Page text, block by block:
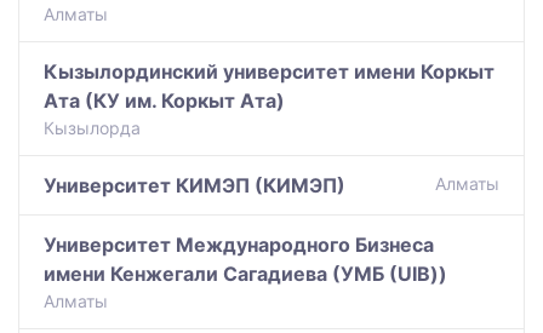
Алматы
Кызылординский университет имени Коркыт
Ата (КУ им. Коркыт Ата)
Кызылорда
Университет КИМЭП (КИМЭП) Алматы
Университет Международного Бизнеса
имени Кенжегали Сагадиева (УМБ (UIB))
Алматы